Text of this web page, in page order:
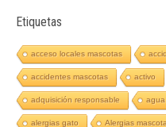
Etiquetas
acceso locales mascotas
accidentes mascotas activo
adquisición responsable
alergias gato Alergias